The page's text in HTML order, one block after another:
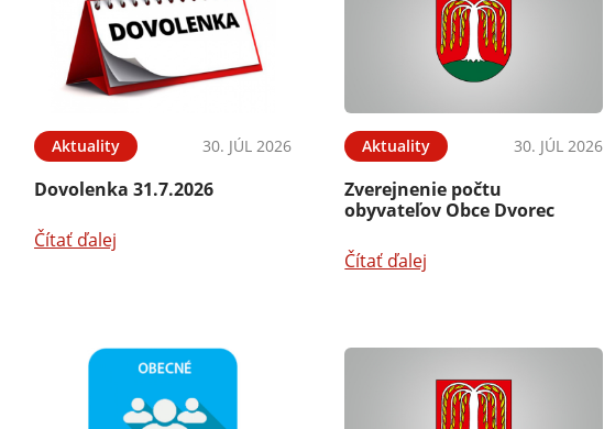
Aktuality 30. JÚL 2026
Dovolenka 31.7.2026
Čítať ďalej
Aktuality 30. JÚL 2026
Zverejnenie počtu
obyvateľov Obce Dvorec
Čítať ďalej